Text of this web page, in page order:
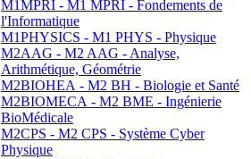
M1MPRI - M1 MPRI - Fondements de
l'Informatique
M1PHYSICS - M1 PHYS - Physique
M2AAG - M2 AAG - Analyse,
Arithmétique, Géométrie
M2BIOHEA - M2 BH - Biologie et Santé
M2BIOMECA - M2 BME - Ingénierie
BioMédicale
M2CPS - M2 CPS - Système Cyber
Physique